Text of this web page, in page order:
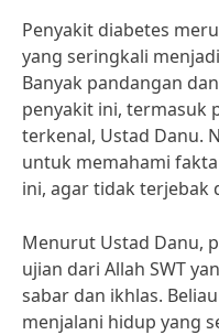
Penyakit diabetes
yang seringkali
Banyak pandangan
penyakit ini, termasuk
terkenal, Ustad Danu.
untuk memahami
ini, agar tidak terjebak
Menurut Ustad Danu,
ujian dari Allah SWT
sabar dan ikhlas.
menjalani hidup yang